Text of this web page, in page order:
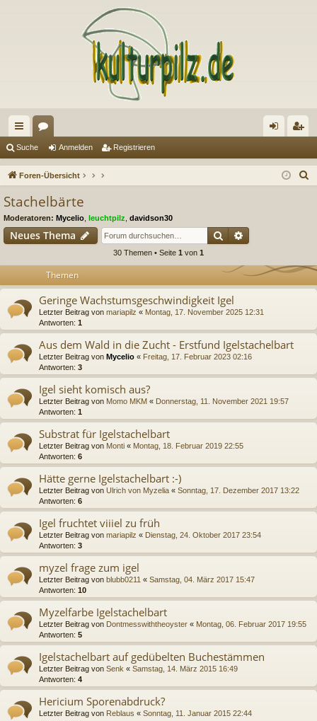
ch
ne
riff
en m ist
Suche Anmelden Registrieren
Foren-Übersicht
Stachelbärte
Moderatoren: Mycelio leuchtpilz davidson30
Neues Thema Suche
30 Themen • Seite 1 von 1
Themen
Geringe Wachstumsgeschwindigkeit Igel
Letzter Beitrag von mariapilz « Montag, 17. November 2025 12:31
Antworten: 1
Aus dem Wald in die Zucht - Erstfund Igelstachelbart
Letzter Beitrag von Mycelio « Freitag, 17. Februar 2023 02:16
Antworten: 3
Igel sieht komisch aus?
Letzter Beitrag von Momo MKM « Donnerstag, 11. November 2021 19:57
Antworten: 1
Substrat für Igelstachelbart
Letzter Beitrag von Monti « Montag, 18. Februar 2019 22:55
Antworten: 6
Hätte gerne Igelstachelbart :-)
Letzter Beitrag von Ulrich von Myzelia « Sonntag, 17. Dezember 2017 13:22
Antworten: 6
Igel fruchtet viiiel zu früh
Letzter Beitrag von mariapilz « Dienstag, 24. Oktober 2017 23:54
Antworten: 3
myzel frage zum igel
Letzter Beitrag von blubb0211 « Samstag, 04. März 2017 15:47
Antworten: 10
Myzelfarbe Igelstachelbart
Letzter Beitrag von Dontmesswiththeoyster « Montag, 06. Februar 2017 19:55
Antworten: 5
Igelstachelbart auf gedübelten Buchestämmen
Letzter Beitrag von Senk « Samstag, 14. März 2015 16:49
Antworten: 4
Hericium Sporenabdruck?
Letzter Beitrag von Reblaus « Sonntag, 11. Januar 2015 22:44